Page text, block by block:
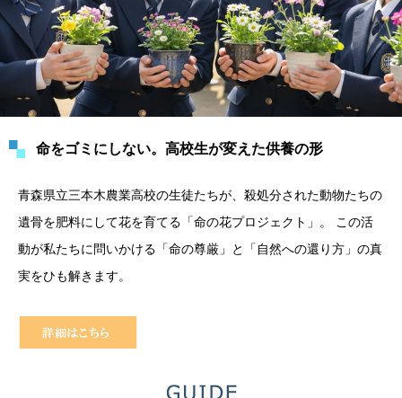
命をゴミにしない。高校生が変えた供養の形
青森県立三本木農業高校の生徒たちが、殺処分された動物たちの
遺骨を肥料にして花を育てる「命の花プロジェクト」。 この活
動が私たちに問いかける「命の尊厳」と「自然への還り方」の真
実をひも解きます。